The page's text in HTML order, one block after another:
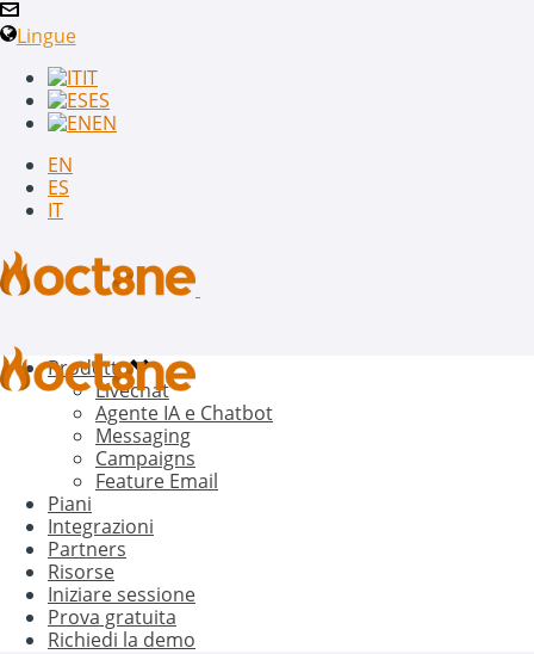
Lingue
IT
ES
EN
EN
ES
IT
Prodotto
Livechat
Agente IA e Chatbot
Messaging
Campaigns
Feature Email
Piani
Integrazioni
Partners
Risorse
Iniziare sessione
Prova gratuita
Richiedi la demo